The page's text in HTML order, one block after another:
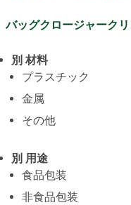
バッグクロージャーク
別 材料
プラスチック
金属
その他
別 用途
食品包装
非食品包装